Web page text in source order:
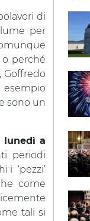
di
per
perché
Goffredo
esempio
sono un
lunedì a
periodi
i ‘pezzi’
come
tali si